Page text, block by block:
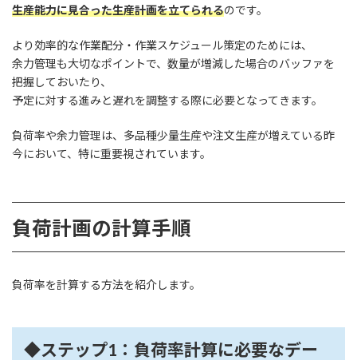
生産能力に見合った生産計画を立てられるのです。
より効率的な作業配分・作業スケジュール策定のためには、
余力管理も大切なポイントで、数量が増減した場合のバッファを
把握しておいたり、
予定に対する進みと遅れを調整する際に必要となってきます。
負荷率や余力管理は、多品種少量生産や注文生産が増えている昨
今において、特に重要視されています。
負荷計画の計算手順
負荷率を計算する方法を紹介します。
◆ステップ1：負荷率計算に必要なデー